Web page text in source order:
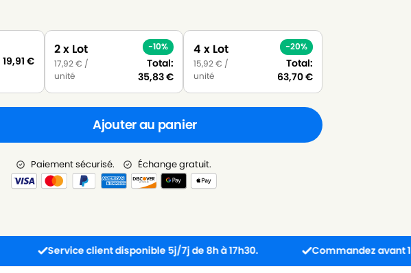
19,91 €
2 x Lot
17,92€ /
unité
-10%
Total:
35,83€
4 x Lot
15,92€ /
unité
-20%
Total:
63,70€
Ajouter au panier
Paiement sécurisé. Échange gratuit.
Service client disponible 5j/7j de 8h à 17h30. Commandez avant 13h :